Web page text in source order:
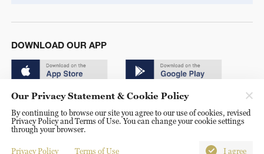
DOWNLOAD OUR APP
© China Radio International.CRI. All Rights Reserved. 16A
Shijingshan Road, Beijing, China. 100040
Our Privacy Statement & Cookie Policy
By continuing to browse our site you agree to our use of cookies, revised
Privacy Policy and Terms of Use. You can change your cookie settings
through your browser.
Privacy Policy Terms of Use I agree